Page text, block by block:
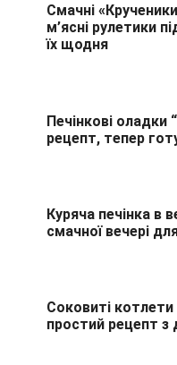
Смачні
м’ясні рулетики
їх щодня
Печінкові
рецепт, тепер
Куряча печінка в
смачної вечері
Соковиті котлети
простий рецепт з